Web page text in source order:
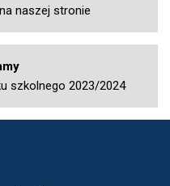
naszej stronie
szkolnego 2023/2024